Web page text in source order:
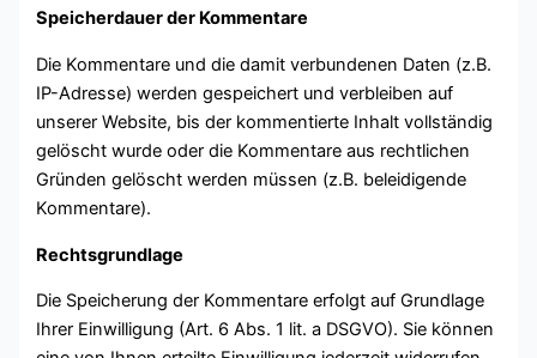
Speicherdauer der Kommentare
Die Kommentare und die damit verbundenen Daten (z.B.
IP-Adresse) werden gespeichert und verbleiben auf
unserer Website, bis der kommentierte Inhalt vollständig
gelöscht wurde oder die Kommentare aus rechtlichen
Gründen gelöscht werden müssen (z.B. beleidigende
Kommentare).
Rechtsgrundlage
Die Speicherung der Kommentare erfolgt auf Grundlage
Ihrer Einwilligung (Art. 6 Abs. 1 lit. a DSGVO). Sie können